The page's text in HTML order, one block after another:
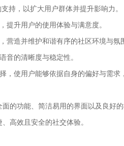
持，以扩大用户群体并提升影响力。
提升用户的使用体验与满意度。
营造并维护和谐有序的社区环境与氛
音的清晰度与稳定性。
，使用户能够依据自身的偏好与需求
的功能、简洁易用的界面以及良好
高效且安全的社交体验。